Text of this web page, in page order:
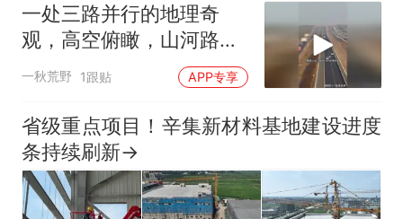
一处三路并行的地理奇
观，高空俯瞰，山河路网
交织场面壮阔无比
一秋荒野 1跟贴 APP专享
省级重点项目！辛集新材料基地建设进度
条持续刷新→